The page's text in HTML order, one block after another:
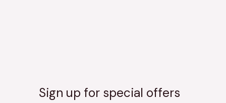
Sign up for special offers